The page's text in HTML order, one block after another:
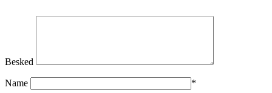
Besked
Name *